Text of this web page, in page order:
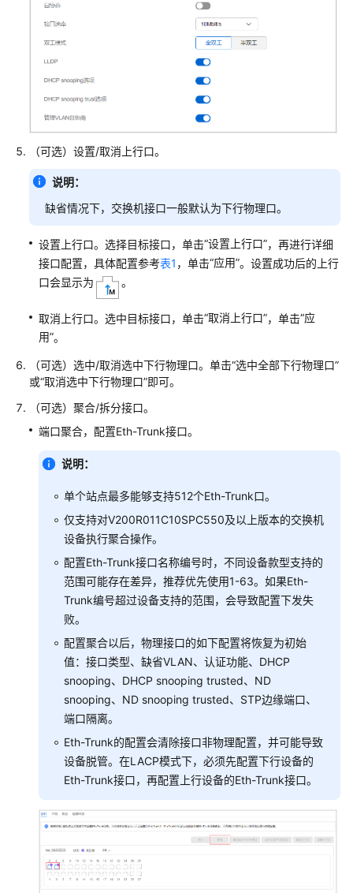
安
网
络
动
开
局
设
备
注
册
线
络
数
字
图
预
配
置
业
务
配
置
配
置
页
面
概
站
点
用
置
（可选）设置/取消上行口。
说明：
缺省情况下，交换机接口一般默认为下行物理口。
设置上行口。选择目标接口，单击“设置上行口”，再进行详细
接口配置，具体配置参考表1 ，单击“应用”。设置成功后的上行
口会显示为
。
取消上行口。选中目标接口，单击“取消上行口”，单击“应
用”。
（可选）选中/取消选中下行物理口。单击“选中全部下行物理口”
或“取消选中下行物理口”即可。
（可选）聚合/拆分接口。
端口聚合，配置Eth-Trunk接口。
说明：
单个站点最多能够支持512个Eth-Trunk口。
仅支持对V200R011C10SPC550及以上版本的交换机
设备执行聚合操作。
配置Eth-Trunk接口名称编号时，不同设备款型支持的
范围可能存在差异，推荐优先使用1-63。如果Eth-
Trunk编号超过设备支持的范围，会导致配置下发失
败。
配置聚合以后，物理接口的如下配置将恢复为初始
值：接口类型、缺省VLAN、认证功能、DHCP
snooping、DHCP snooping trusted、ND
snooping、ND snooping trusted、STP边缘端口、
端口隔离。
Eth-Trunk的配置会清除接口非物理配置，并可能导致
设备脱管。在LACP模式下，必须先配置下行设备的
Eth-Trunk接口，再配置上行设备的Eth-Trunk接口。